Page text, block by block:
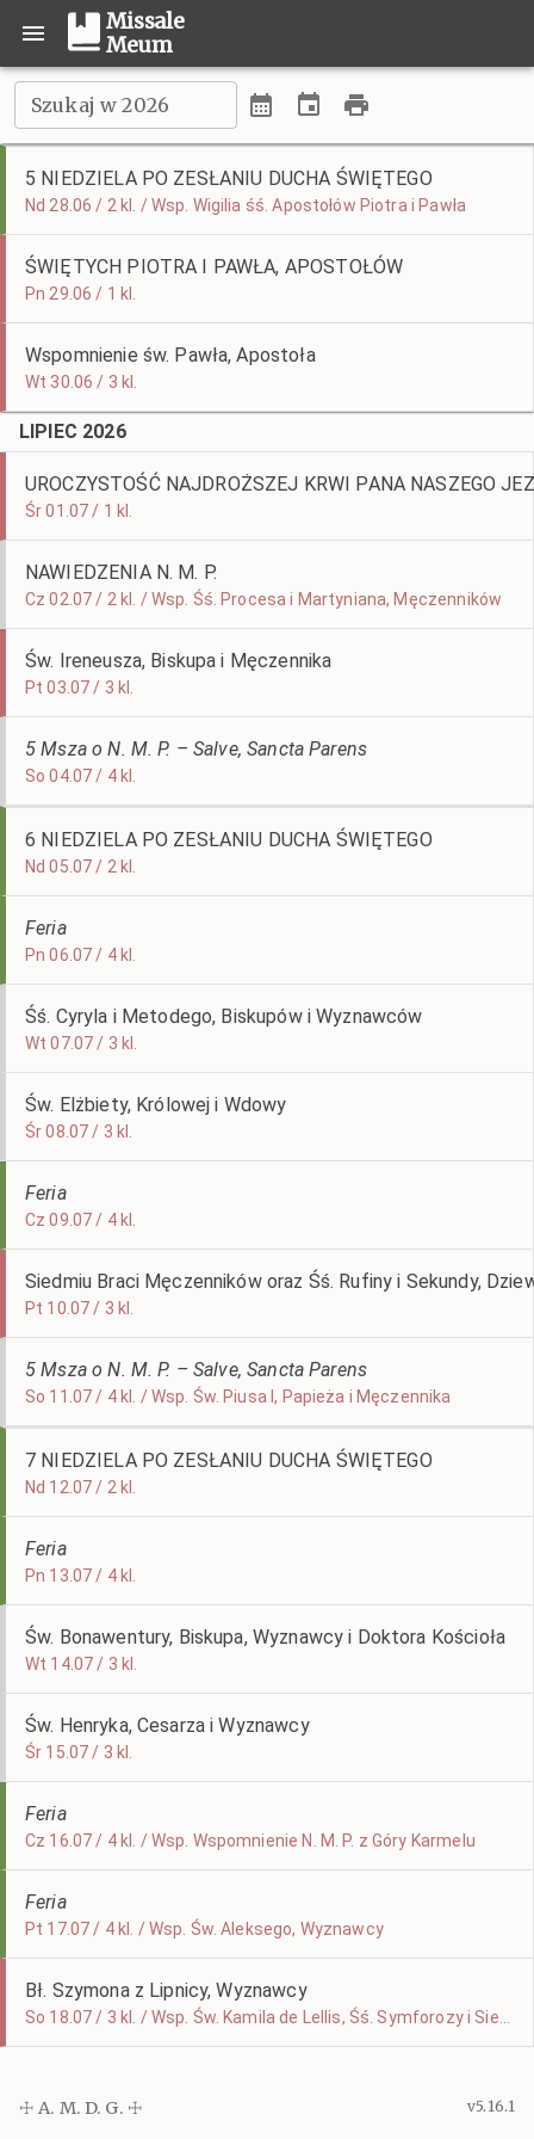
Missale
Meum
Szukaj w 2026
5 NIEDZIELA PO ZESŁANIU DUCHA ŚWIĘTEGO
Nd 28.06 / 2 kl. / Wsp. Wigilia śś. Apostołów Piotra i Pawła
ŚWIĘTYCH PIOTRA I PAWŁA, APOSTOŁÓW
Pn 29.06 / 1 kl.
Wspomnienie św. Pawła, Apostoła
Wt 30.06 / 3 kl.
LIPIEC 2026
UROCZYSTOŚĆ NAJDROŻSZEJ KRWI PANA NASZEGO
Śr 01.07 / 1 kl.
NAWIEDZENIA N. M. P.
Cz 02.07 / 2 kl. / Wsp. Śś. Procesa i Martyniana, Męczenników
Św. Ireneusza, Biskupa i Męczennika
Pt 03.07 / 3 kl.
5 Msza o N. M. P. – Salve, Sancta Parens
So 04.07 / 4 kl.
6 NIEDZIELA PO ZESŁANIU DUCHA ŚWIĘTEGO
Nd 05.07 / 2 kl.
Feria
Pn 06.07 / 4 kl.
Śś. Cyryla i Metodego, Biskupów i Wyznawców
Wt 07.07 / 3 kl.
Św. Elżbiety, Królowej i Wdowy
Śr 08.07 / 3 kl.
Feria
Cz 09.07 / 4 kl.
Siedmiu Braci Męczenników oraz Śś. Rufiny i Sekundy,
Pt 10.07 / 3 kl.
5 Msza o N. M. P. – Salve, Sancta Parens
So 11.07 / 4 kl. / Wsp. Św. Piusa I, Papieża i Męczennika
7 NIEDZIELA PO ZESŁANIU DUCHA ŚWIĘTEGO
Nd 12.07 / 2 kl.
Feria
Pn 13.07 / 4 kl.
Św. Bonawentury, Biskupa, Wyznawcy i Doktora Kościoła
Wt 14.07 / 3 kl.
Św. Henryka, Cesarza i Wyznawcy
Śr 15.07 / 3 kl.
Feria
Cz 16.07 / 4 kl. / Wsp. Wspomnienie N. M. P. z Góry Karmelu
Feria
Pt 17.07 / 4 kl. / Wsp. Św. Aleksego, Wyznawcy
Bł. Szymona z Lipnicy, Wyznawcy
☩ A. M. D. G. ☩ v5.16.1